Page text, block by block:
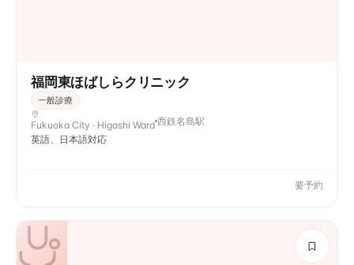
福岡東ほばしらクリニック
一般診療
Fukuoka City · Higashi Ward 西鉄名島駅
英語、日本語対応
要予約